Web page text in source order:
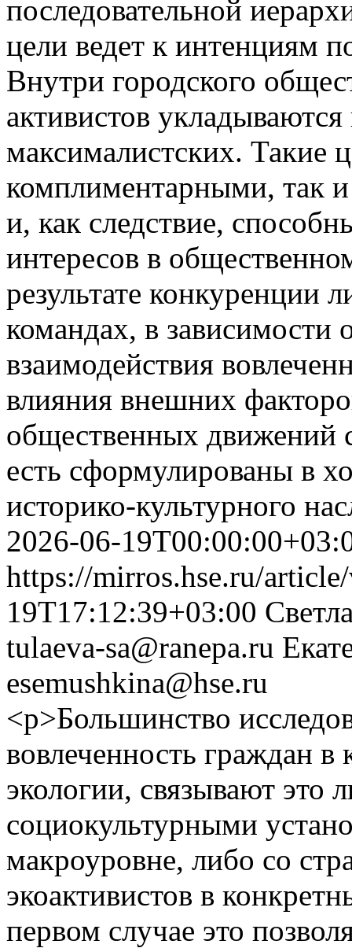
последовательной
цели ведет к интенциям
Внутри городского
активистов
максималистских. Такие
комплиментарными, так
и, как следствие,
интересов в
результате конкуренции
командах, в зависимости
взаимодействия
влияния внешних
общественных движений
есть сформулированы в
историко-культурного
2026-06-
https://mirros.hse.ru/
19T17:12:39+03:00
tulaeva-sa@ranepa.ru
esemushkina@hse.ru
<p>Большинство
вовлеченность граждан в
экологии, связывают это
социокультурными
макроуровне, либо со
экоактивистов в
первом случае это